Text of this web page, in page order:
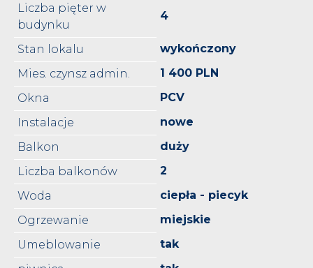
Liczba pięter w
budynku
4
Stan lokalu
wykończony
Mies. czynsz admin.
1 400 PLN
Okna
PCV
Instalacje
nowe
Balkon
duży
Liczba balkonów
2
Woda
ciepła - piecyk
Ogrzewanie
miejskie
Umeblowanie
tak